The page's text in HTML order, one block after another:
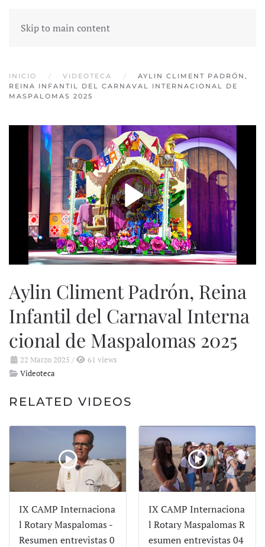
Skip to main content
INICIO VIDEOTECA
AYLIN CLIMENT PADRÓN,
REINA INFANTIL DEL CARNAVAL INTERNACIONAL DE
MASPALOMAS 2025
Aylin Climent Padrón, Reina
Infantil del Carnaval Interna
cional de Maspalomas 2025
22 Marzo 2025 /
61 views
Videoteca
RELATED VIDEOS
IX CAMP Internaciona
l Rotary Maspalomas -
Resumen entrevistas 0
IX CAMP Internaciona
l Rotary Maspalomas R
esumen entrevistas 04